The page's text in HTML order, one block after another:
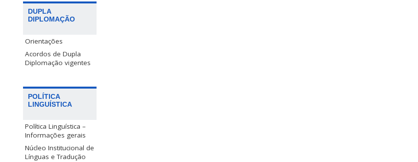
DUPLA
DIPLOMAÇÃO
Orientações
Acordos de Dupla
Diplomação vigentes
POLÍTICA
LINGUÍSTICA
Política Linguística –
Informações gerais
Núcleo Institucional de
Línguas e Tradução